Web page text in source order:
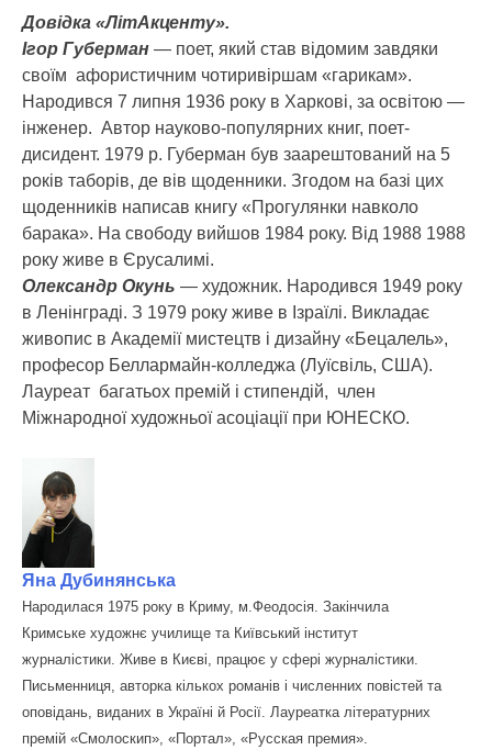
Довідка «ЛітАкценту».
Ігор Губерман — поет, який став відомим завдяки
своїм афористичним чотиривіршам «гарикам».
Народився 7 липня 1936 року в Харкові, за освітою —
інженер. Автор науково-популярних книг, поет-
дисидент. 1979 р. Губерман був заарештований на 5
років таборів, де вів щоденники. Згодом на базі цих
щоденників написав книгу «Прогулянки навколо
барака». На свободу вийшов 1984 року. Від 1988 1988
року живе в Єрусалимі.
Олександр Окунь — художник. Народився 1949 року
в Ленінграді. З 1979 року живе в Ізраїлі. Викладає
живопис в Академії мистецтв і дизайну «Бецалель»,
професор Беллармайн-колледжа (Луїсвіль, США).
Лауреат багатьох премій і стипендій, член
Міжнародної художньої асоціації при ЮНЕСКО.
Яна Дубинянська
Народилася 1975 року в Криму, м.Феодосія. Закінчила
Кримське художнє училище та Київський інститут
журналістики. Живе в Києві, працює у сфері журналістики.
Письменниця, авторка кількох романів і численних повістей та
оповідань, виданих в Україні й Росії. Лауреатка літературних
премій «Смолоскип», «Портал», «Русская премия».